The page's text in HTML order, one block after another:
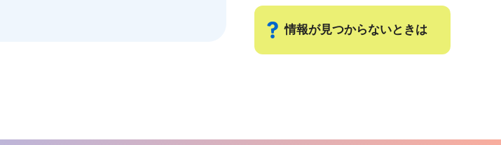
情報が見つからないときは